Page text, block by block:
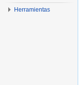
Herramientas